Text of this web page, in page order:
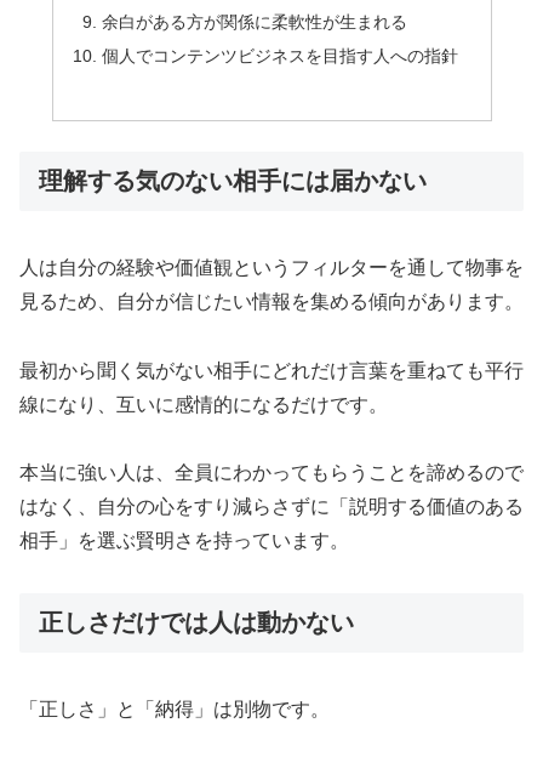
余白がある方が関係に柔軟性が生まれる
個人でコンテンツビジネスを目指す人への指針
理解する気のない相手には届かない
人は自分の経験や価値観というフィルターを通して物事を
見るため、自分が信じたい情報を集める傾向があります。
最初から聞く気がない相手にどれだけ言葉を重ねても平行
線になり、互いに感情的になるだけです。
本当に強い人は、全員にわかってもらうことを諦めるので
はなく、自分の心をすり減らさずに「説明する価値のある
相手」を選ぶ賢明さを持っています。
正しさだけでは人は動かない
「正しさ」と「納得」は別物です。